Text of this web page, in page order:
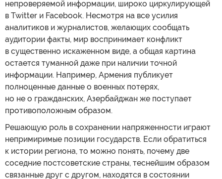
непроверяемой информации, широко циркулирующей
в Twitter и Facebook. Несмотря на все усилия
аналитиков и журналистов, желающих сообщать
аудитории факты, мир воспринимает конфликт
в существенно искаженном виде, а общая картина
остается туманной даже при наличии точной
информации. Например, Армения публикует
полноценные данные о военных потерях,
но не о гражданских, Азербайджан же поступает
противоположным образом.
Решающую роль в сохранении напряженности играют
непримиримые позиции государств. Если обратиться
к истории региона, то можно понять, почему две
соседние постсоветские страны, теснейшим образом
связанные друг с другом, находятся в состоянии